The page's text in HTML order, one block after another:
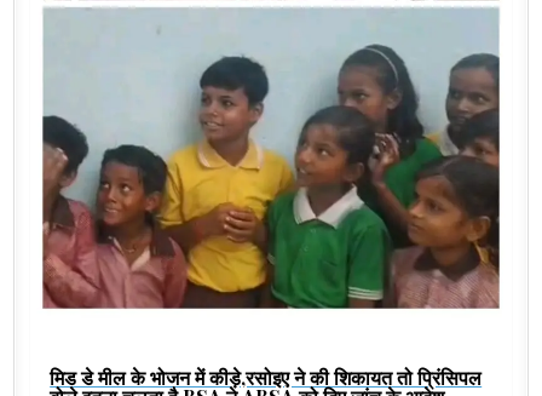
मिड डे मील के भोजन में कीड़े,रसोइए ने की शिकायत तो प्रिंसिपल